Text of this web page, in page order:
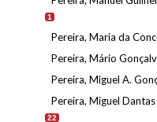
1
Pereira, Maria da
Pereira, Mário
Pereira, Miguel A.
Pereira, Miguel
22